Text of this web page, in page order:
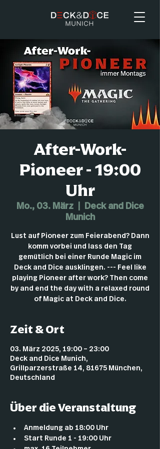
After-Work-
Pioneer - 19:00
Uhr
Mo., 03. März
  |
Deck and Dice
Munich
Lust auf Pioneer zum Feierabend? Dann
komm vorbei und lass den Tag
gemütlich bei einer Runde Magic im
Deck and Dice ausklingen. --- Feel like
playing Pioneer after work? Then come
by and end the day with a relaxed round
of Magic at Deck and Dice.
Zeit & Ort
03. März 2025, 19:00 – 23:00
Deck and Dice Munich,
Grillparzerstraße 14, 81675 München,
Deutschland
Über die Veranstaltung
Anmeldung ab 18:00 Uhr
Start Runde 1 - 19:00 Uhr